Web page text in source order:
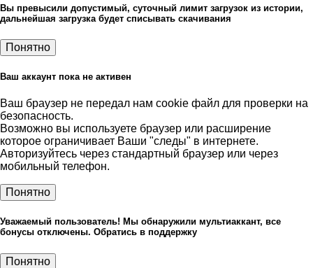
Вы превысили допустимый, суточный лимит загрузок из истории,
дальнейшая загрузка будет списывать скачивания
Понятно
Ваш аккаунт пока не активен
Ваш браузер не передал нам cookie файл для проверки на
безопасность.
Возможно вы используете браузер или расширение
которое ограничивает Ваши "следы" в интернете.
Авторизуйтесь через стандартный браузер или через
мобильный телефон.
Понятно
Уважаемый пользователь! Мы обнаружили мультиаккант, все
бонусы отключены. Обратись в поддержку
Понятно